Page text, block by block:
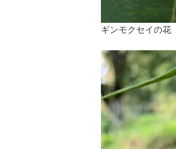
ギンモクセイの花